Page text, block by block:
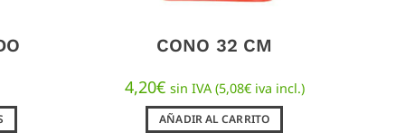
CONO 32 CM
4,20€ sin IVA (5,08€iva incl.)
AÑADIR AL CARRITO